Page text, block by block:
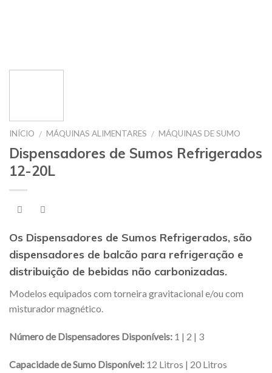
INÍCIO / MÁQUINAS ALIMENTARES / MÁQUINAS DE SUMO
Dispensadores de Sumos Refrigerados
12-20L
Os Dispensadores de Sumos Refrigerados, são
dispensadores de balcão para refrigeração e
distribuição de bebidas não carbonizadas.
Modelos equipados com torneira gravitacional e/ou com
misturador magnético.
Número de Dispensadores Disponíveis: 1 | 2 | 3
Capacidade de Sumo Disponível: 12 Litros | 20 Litros